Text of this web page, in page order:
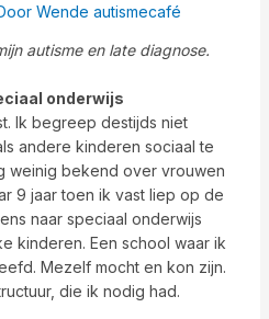
Wende autismecafé
autisme en late diagnose.
onderwijs
Ik begreep destijds niet
andere kinderen sociaal te
weinig bekend over vrouwen
9 jaar toen ik vast liep op de
naar speciaal onderwijs
kinderen. Een school waar ik
Mezelf mocht en kon zijn.
die ik nodig had.